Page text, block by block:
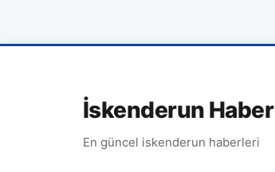
İskenderun Haber
En güncel iskenderun haberleri